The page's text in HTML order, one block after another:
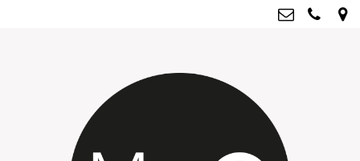
Kvk: Mrs O & more - 67796435
BTWnr: NL001835603B07